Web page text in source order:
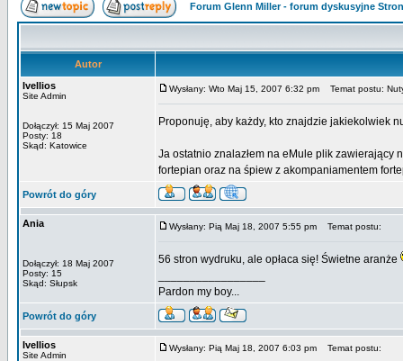
Forum Glenn Miller - forum dyskusyjne
Autor
Ivellios
Site Admin
Dołączył: 15 Maj 2007
Posty: 18
Skąd: Katowice
Wysłany: Wto Maj 15, 2007 6:32 pm Temat postu:
Proponuję, aby każdy, kto znajdzie jakiekolwiek
Ja ostatnio znalazłem na eMule plik zawierający
fortepian oraz na śpiew z akompaniamentem
Powrót do góry
Ania
Dołączył: 18 Maj 2007
Posty: 15
Skąd: Słupsk
Wysłany: Pią Maj 18, 2007 5:55 pm Temat postu:
56 stron wydruku, ale opłaca się! Świetne aranże
Pardon my boy...
Powrót do góry
Ivellios
Site Admin
Wysłany: Pią Maj 18, 2007 6:03 pm Temat postu: